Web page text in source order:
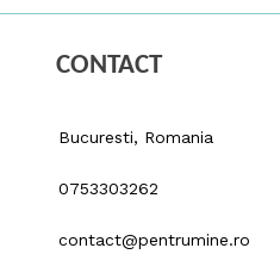
CONTACT
Bucuresti, Romania
0753303262
contact@pentrumine.ro